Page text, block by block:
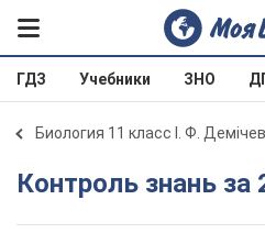
ГДЗ Учебники ЗНО
Биология 11 класс І. Ф.
Контроль знань